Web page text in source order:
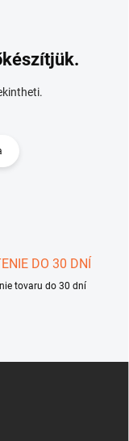
DO 30 DNÍ
tovaru do 30 dní